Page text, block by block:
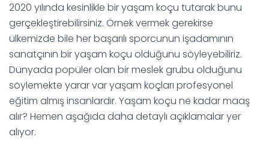
2020 yılında kesinlikle bir yaşam koçu tutarak bunu
gerçekleştirebilirsiniz. Örnek vermek gerekirse
ülkemizde bile her başarılı sporcunun işadamının
sanatçının bir yaşam koçu olduğunu söyleyebiliriz.
Dünyada popüler olan bir meslek grubu olduğunu
söylemekte yarar var yaşam koçları profesyonel
eğitim almış insanlardır. Yaşam koçu ne kadar maaş
alır? Hemen aşağıda daha detaylı açıklamalar yer
alıyor.